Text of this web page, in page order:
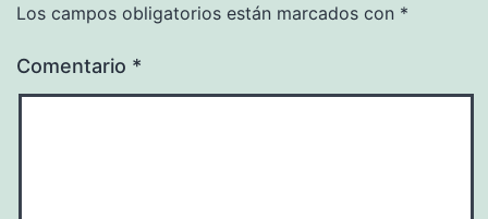
Los campos obligatorios están marcados con *
Comentario *